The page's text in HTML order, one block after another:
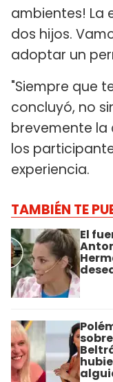
ambientes! La
dos hijos.
adoptar un
"Siempre que
concluyó, no
brevemente la
los
experiencia.
TAMBIÉN TE
El